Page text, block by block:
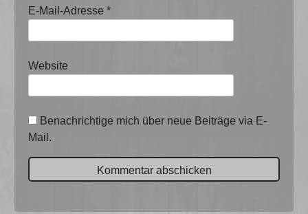
E-Mail-Adresse*
Website
Benachrichtige mich über neue Beiträge via E-
Mail.